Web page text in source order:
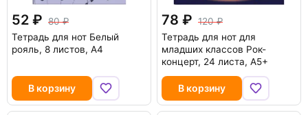
52
80
Тетрадь для нот Белый
рояль, 8 листов, А4
В корзину
78
120
Тетрадь для нот для
младших классов Рок-
концерт, 24 листа, А5+
В корзину